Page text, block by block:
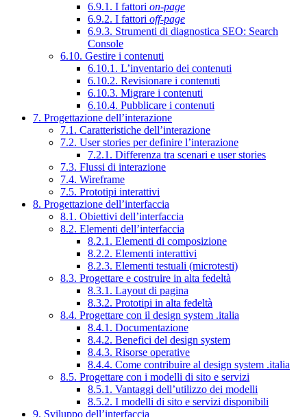
6.9.1. I fattori on-page
6.9.2. I fattori off-page
6.9.3. Strumenti di diagnostica SEO: Search
Console
6.10. Gestire i contenuti
6.10.1. L’inventario dei contenuti
6.10.2. Revisionare i contenuti
6.10.3. Migrare i contenuti
6.10.4. Pubblicare i contenuti
7. Progettazione dell’interazione
7.1. Caratteristiche dell’interazione
7.2. User stories per definire l’interazione
7.2.1. Differenza tra scenari e user stories
7.3. Flussi di interazione
7.4. Wireframe
7.5. Prototipi interattivi
8. Progettazione dell’interfaccia
8.1. Obiettivi dell’interfaccia
8.2. Elementi dell’interfaccia
8.2.1. Elementi di composizione
8.2.2. Elementi interattivi
8.2.3. Elementi testuali (microtesti)
8.3. Progettare e costruire in alta fedeltà
8.3.1. Layout di pagina
8.3.2. Prototipi in alta fedeltà
8.4. Progettare con il design system .italia
8.4.1. Documentazione
8.4.2. Benefici del design system
8.4.3. Risorse operative
8.4.4. Come contribuire al design system .italia
8.5. Progettare con i modelli di sito e servizi
8.5.1. Vantaggi dell’utilizzo dei modelli
8.5.2. I modelli di sito e servizi disponibili
9. Sviluppo dell’interfaccia